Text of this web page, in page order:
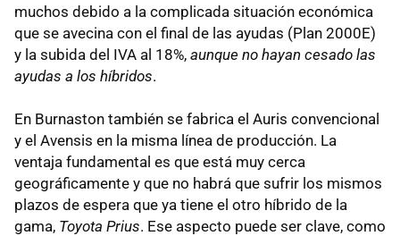
muchos debido a la complicada situación económica
que se avecina con el final de las ayudas (Plan 2000E)
y la subida del IVA al 18%, aunque no hayan cesado las
ayudas a los híbridos.
En Burnaston también se fabrica el Auris convencional
y el Avensis en la misma línea de producción. La
ventaja fundamental es que está muy cerca
geográficamente y que no habrá que sufrir los mismos
plazos de espera que ya tiene el otro híbrido de la
gama, Toyota Prius. Ese aspecto puede ser clave, como